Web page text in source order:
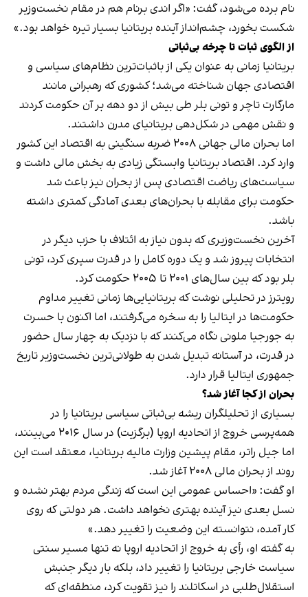
نام برده می‌شود، گفت: «اگر اندی برنام هم در مقام نخست‌وزیر
شکست بخورد، چشم‌انداز آینده بریتانیا بسیار تیره خواهد بود.»
از الگوی ثبات تا چرخه بی‌ثباتی
بریتانیا زمانی به عنوان یکی از باثبات‌ترین نظام‌های سیاسی و
اقتصادی جهان شناخته می‌شد؛ کشوری که رهبرانی مانند
مارگارت تاچر و تونی بلر طی بیش از دو دهه بر آن حکومت کردند
و نقش مهمی در شکل‌دهی بریتانیای مدرن داشتند.
اما بحران مالی جهانی ۲۰۰۸ ضربه سنگینی به اقتصاد این کشور
وارد کرد. اقتصاد بریتانیا وابستگی زیادی به بخش مالی داشت و
سیاست‌های ریاضت اقتصادی پس از بحران نیز باعث شد
حکومت برای مقابله با بحران‌های بعدی آمادگی کمتری داشته
باشد.
آخرین نخست‌وزیری که بدون نیاز به ائتلاف با حزب دیگر در
انتخابات پیروز شد و یک دوره کامل را در قدرت سپری کرد، تونی
بلر بود که بین سال‌های ۲۰۰۱ تا ۲۰۰۵ حکومت کرد.
رویترز در تحلیلی نوشت که بریتانیایی‌ها زمانی تغییر مداوم
حکومت‌ها در ایتالیا را به سخره می‌گرفتند، اما اکنون با حسرت
به جورجیا ملونی نگاه می‌کنند که با نزدیک به چهار سال حضور
در قدرت، در آستانه تبدیل شدن به طولانی‌ترین نخست‌وزیر تاریخ
جمهوری ایتالیا قرار دارد.
بحران از کجا آغاز شد؟
بسیاری از تحلیلگران ریشه بی‌ثباتی سیاسی بریتانیا را در
همه‌پرسی خروج از اتحادیه اروپا (برگزیت) در سال ۲۰۱۶ می‌بینند،
اما جیل راتر، مقام پیشین وزارت مالیه بریتانیا، معتقد است این
روند از بحران مالی ۲۰۰۸ آغاز شد.
او گفت: «احساس عمومی این است که زندگی مردم بهتر نشده و
نسل بعدی نیز آینده بهتری نخواهد داشت. هر دولتی که روی
کار آمده، نتوانسته این وضعیت را تغییر دهد.»
به گفته او، رأی به خروج از اتحادیه اروپا نه تنها مسیر سنتی
سیاست خارجی بریتانیا را تغییر داد، بلکه بار دیگر جنبش
استقلال‌طلبی در اسکاتلند را نیز تقویت کرد، منطقه‌ای که